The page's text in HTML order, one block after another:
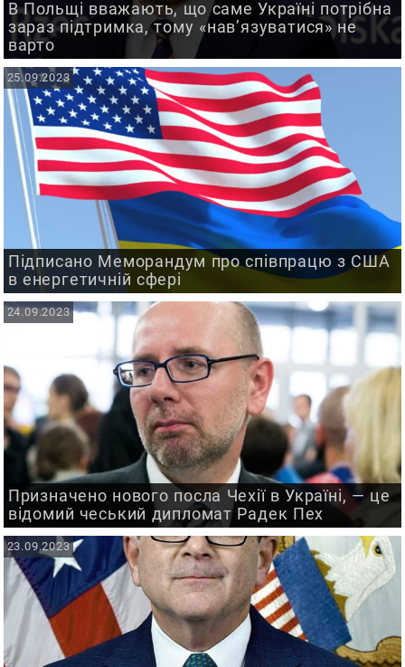
В Польщі вважають, що саме Україні потрібна
зараз підтримка, тому «нав’язуватися» не
варто
Підписано Меморандум про співпрацю з США
в енергетичній сфері
25.09.2023
Призначено нового посла Чехії в Україні, — це
відомий чеський дипломат Радек Пех
24.09.2023
23.09.2023